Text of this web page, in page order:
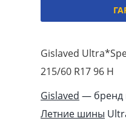
Gislaved
215/60 R17 96 H
Gislaved — бренд
Летние шины